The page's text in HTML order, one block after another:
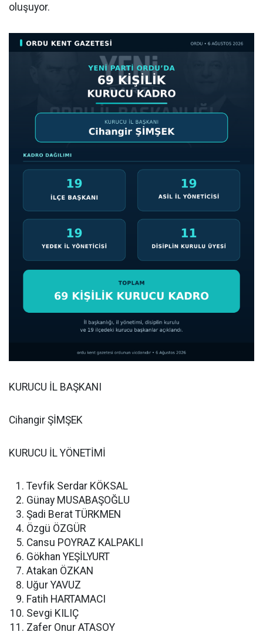
oluşuyor.
KURUCU İL BAŞKANI
Cihangir ŞİMŞEK
KURUCU İL YÖNETİMİ
Tevfik Serdar KÖKSAL
Günay MUSABAŞOĞLU
Şadi Berat TÜRKMEN
Özgü ÖZGÜR
Cansu POYRAZ KALPAKLI
Gökhan YEŞİLYURT
Atakan ÖZKAN
Uğur YAVUZ
Fatih HARTAMACI
Sevgi KILIÇ
Zafer Onur ATASOY